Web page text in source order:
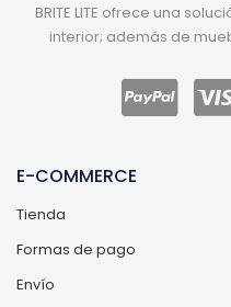
BRITE LITE ofrece una
interior; además de
E-COMMERCE
Tienda
Formas de pago
Envío